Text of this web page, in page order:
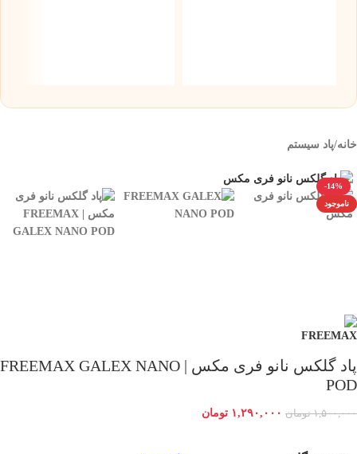
خانه/پاد سیستم
-14%
ناموجود
پاد گلکس نانو فری مکس | FREEMAX GALEX NANO
POD
۱,۵۰۰,۰۰۰ تومان ۱,۲۹۰,۰۰۰ تومان